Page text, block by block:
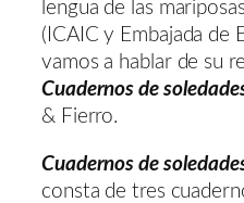
lengua de las
(ICAIC y Embajada de
vamos a hablar de su
Cuadernos de
& Fierro.
Cuadernos de
consta de tres